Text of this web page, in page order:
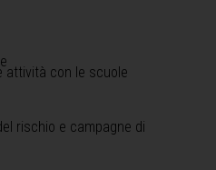
attività con le scuole
rischio e campagne di